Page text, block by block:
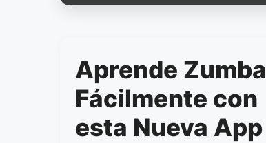
Aprende Zumba
Fácilmente con
esta Nueva App